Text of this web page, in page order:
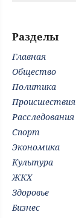
Разделы
Главная
Общество
Политика
Происшествия
Расследования
Спорт
Экономика
Культура
ЖКХ
Здоровье
Бизнес